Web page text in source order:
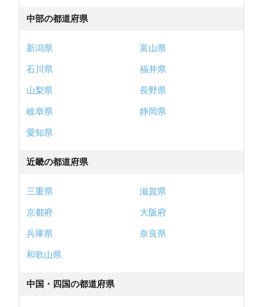
中部の都道府県
新潟県
富山県
石川県
福井県
山梨県
長野県
岐阜県
静岡県
愛知県
近畿の都道府県
三重県
滋賀県
京都府
大阪府
兵庫県
奈良県
和歌山県
中国・四国の都道府県